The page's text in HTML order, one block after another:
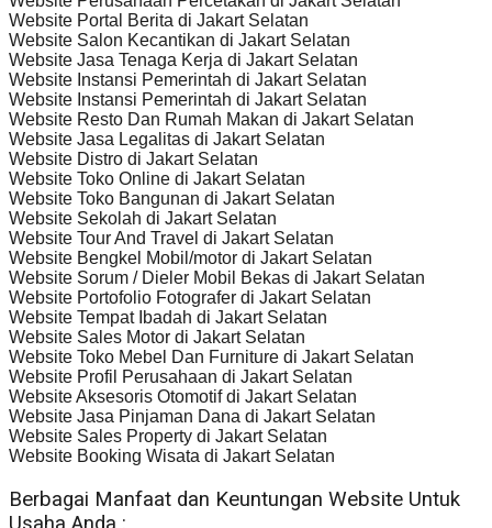
Website Portal Berita di Jakart Selatan
Website Salon Kecantikan di Jakart Selatan
Website Jasa Tenaga Kerja di Jakart Selatan
Website Instansi Pemerintah di Jakart Selatan
Website Instansi Pemerintah di Jakart Selatan
Website Resto Dan Rumah Makan di Jakart Selatan
Website Jasa Legalitas di Jakart Selatan
Website Distro di Jakart Selatan
Website Toko Online di Jakart Selatan
Website Toko Bangunan di Jakart Selatan
Website Sekolah di Jakart Selatan
Website Tour And Travel di Jakart Selatan
Website Bengkel Mobil/motor di Jakart Selatan
Website Sorum / Dieler Mobil Bekas di Jakart Selatan
Website Portofolio Fotografer di Jakart Selatan
Website Tempat Ibadah di Jakart Selatan
Website Sales Motor di Jakart Selatan
Website Toko Mebel Dan Furniture di Jakart Selatan
Website Profil Perusahaan di Jakart Selatan
Website Aksesoris Otomotif di Jakart Selatan
Website Jasa Pinjaman Dana di Jakart Selatan
Website Sales Property di Jakart Selatan
Website Booking Wisata di Jakart Selatan
Berbagai Manfaat dan Keuntungan Website Untuk
Usaha Anda :